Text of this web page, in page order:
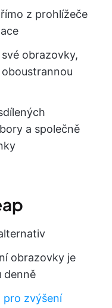
z prohlížeče
obrazovky,
a společně
obrazovky je
denně
pro zvýšení